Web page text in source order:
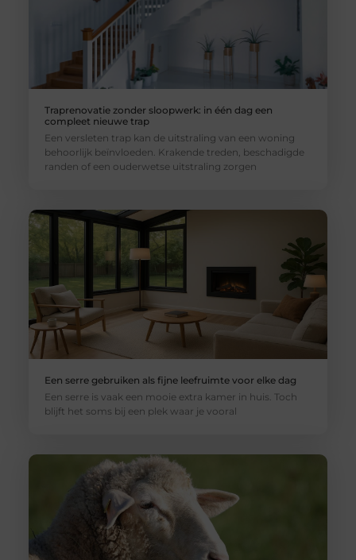
Traprenovatie zonder sloopwerk: in één dag een
compleet nieuwe trap
Een versleten trap kan de uitstraling van een woning
behoorlijk beïnvloeden. Krakende treden, beschadigde
randen of een ouderwetse uitstraling zorgen
Een serre gebruiken als fijne leefruimte voor elke dag
Een serre is vaak een mooie extra kamer in huis. Toch
blijft het soms bij een plek waar je vooral